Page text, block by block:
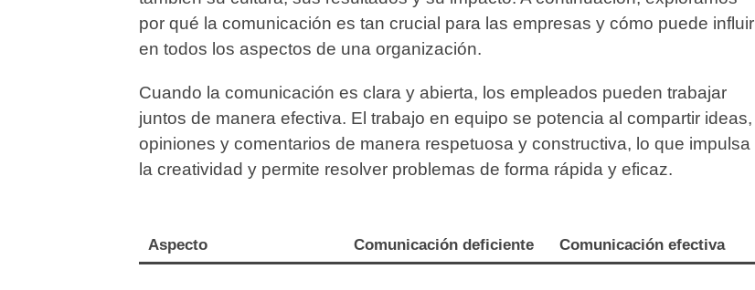
por qué la comunicación es tan crucial para las empresas y cómo puede influir
en todos los aspectos de una organización.
Cuando la comunicación es clara y abierta, los empleados pueden trabajar
juntos de manera efectiva. El trabajo en equipo se potencia al compartir ideas,
opiniones y comentarios de manera respetuosa y constructiva, lo que impulsa
la creatividad y permite resolver problemas de forma rápida y eficaz.
Aspecto Comunicación deficiente Comunicación efectiva